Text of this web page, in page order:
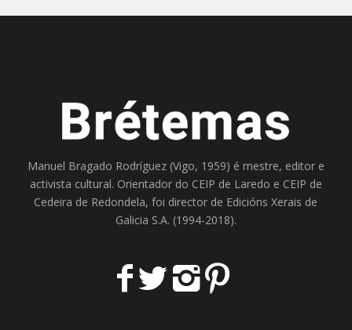
Manuel Bragado Rodríguez (Vigo, 1959) é mestre, editor e
activista cultural. Orientador do CEIP de Laredo e CEIP de
Cedeira de Redondela, foi director de Edicións Xerais de
Galicia S.A. (1994-2018).